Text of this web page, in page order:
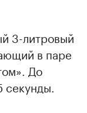
3-литровый
в паре
До
секунды.